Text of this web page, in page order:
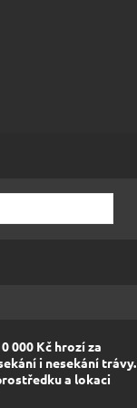
000 Kč hrozí za
i nesekání trávy.
a lokaci